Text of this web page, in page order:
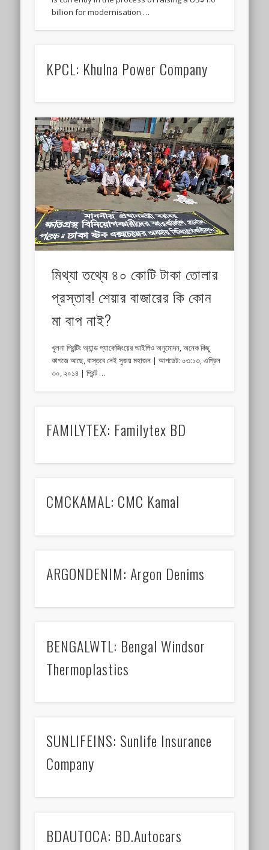
billion for modernisation …
KPCL: Khulna Power Company
মিথ্যা তথ্যে ৪০ কোটি টাকা তোলার
প্রস্তাব! শেয়ার বাজারের কি কোন
মা বাপ নাই?
খুলনা প্রিন্টিং অ্যান্ড প্যাকেজিংয়ের আইপিও অনুমোদন, অনেক কিছু
কাগজে আছে, বাস্তবে নেই সুজয় মহাজন | আপডেট: ০৩:১৩, এপ্রিল
৩০, ২০১৪ | প্রিন্ট …
FAMILYTEX: Familytex BD
CMCKAMAL: CMC Kamal
ARGONDENIM: Argon Denims
BENGALWTL: Bengal Windsor
Thermoplastics
SUNLIFEINS: Sunlife Insurance
Company
BDAUTOCA: BD.Autocars